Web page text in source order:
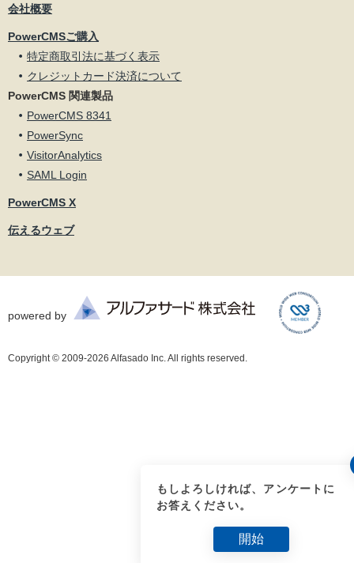
会社概要
PowerCMSご購入
特定商取引法に基づく表示
クレジットカード決済について
PowerCMS 関連製品
PowerCMS 8341
PowerSync
VisitorAnalytics
SAML Login
PowerCMS X
伝えるウェブ
Copyright © 2009-2026 Alfasado Inc. All rights reserved.
powered by
もしよろしければ、アンケートに
お答えください。
開始